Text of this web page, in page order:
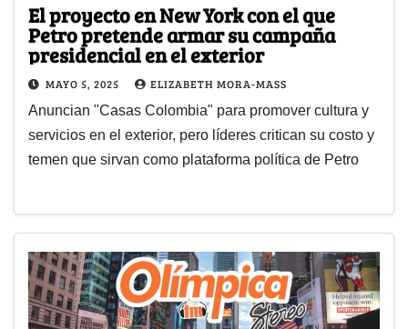
El proyecto en New York con el que
Petro pretende armar su campaña
presidencial en el exterior
MAYO 5, 2025 ELIZABETH MORA-MASS
Anuncian "Casas Colombia" para promover cultura y
servicios en el exterior, pero líderes critican su costo y
temen que sirvan como plataforma política de Petro